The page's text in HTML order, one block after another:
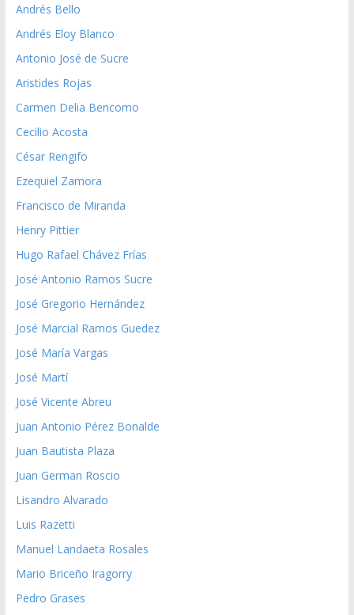
Andrés Bello
Andrés Eloy Blanco
Antonio José de Sucre
Aristides Rojas
Carmen Delia Bencomo
Cecilio Acosta
César Rengifo
Ezequiel Zamora
Francisco de Miranda
Henry Pittier
Hugo Rafael Chávez Frías
José Antonio Ramos Sucre
José Gregorio Hernández
José Marcial Ramos Guedez
José María Vargas
José Martí
José Vicente Abreu
Juan Antonio Pérez Bonalde
Juan Bautista Plaza
Juan German Roscio
Lisandro Alvarado
Luis Razetti
Manuel Landaeta Rosales
Mario Briceño Iragorry
Pedro Grases